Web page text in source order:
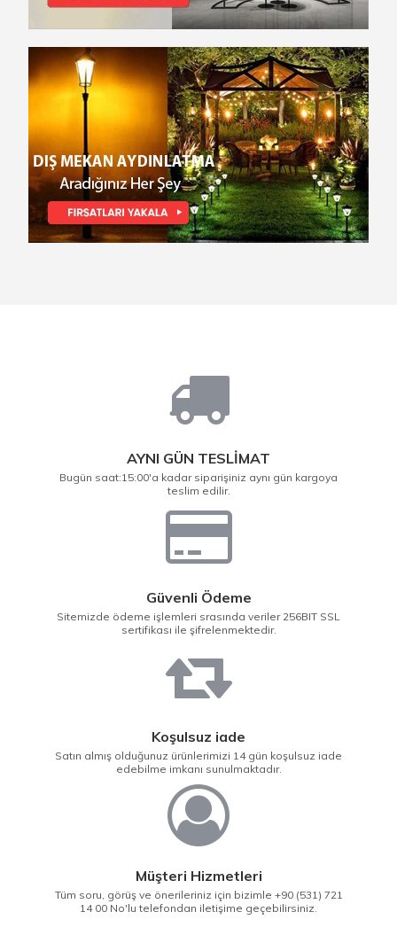
AYNI GÜN TESLİMAT
Bugün saat:15:00'a kadar siparişiniz aynı gün kargoya
teslim edilir.
Güvenli Ödeme
Sitemizde ödeme işlemleri srasında veriler 256BIT SSL
sertifikası ile şifrelenmektedir.
Koşulsuz iade
Satın almış olduğunuz ürünlerimizi 14 gün koşulsuz iade
edebilme imkanı sunulmaktadır.
Müşteri Hizmetleri
Tüm soru, görüş ve önerileriniz için bizimle +90 (531) 721
14 00 No'lu telefondan iletişime geçebilirsiniz.